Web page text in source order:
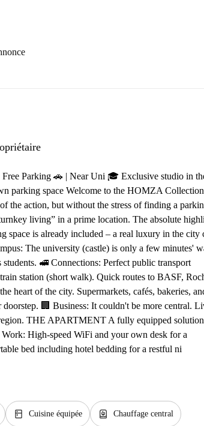
Parking 🚗 | Near Uni 🎓 Exclusive studio in
parking space Welcome to the HOMZA
the action, but without the stress of finding a
living” in a prime location. The absolute
space is already included – a real luxury in the city
The university (castle) is only a few minutes'
🚅 Connections: Perfect public transport
station (short walk). Quick routes to BASF,
heart of the city. Supermarkets, cafés, bakeries,
🏢 Business: It couldn't be more central.
THE APARTMENT A fully equipped
High-speed WiFi and your own desk for a
bed including hotel bedding for a restful ni
kitchen Cuisine équipée water_heater Chauffage central